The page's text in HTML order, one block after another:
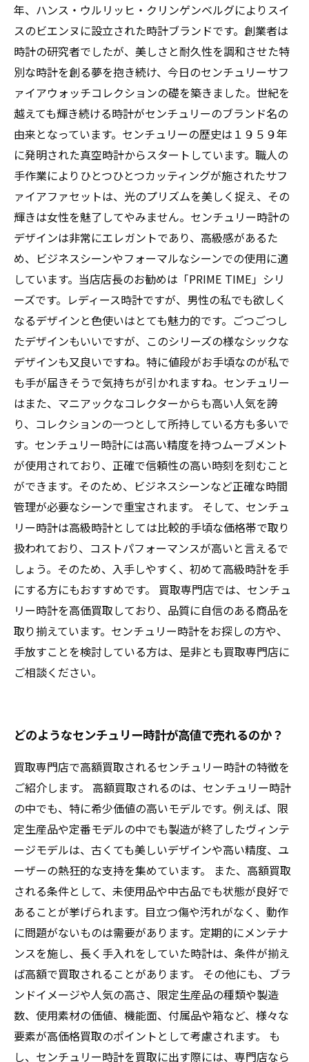
年、ハンス・ウルリッヒ・クリンゲンベルグによりスイ
スのビエンヌに設立された時計ブランドです。創業者は
時計の研究者でしたが、美しさと耐久性を調和させた特
別な時計を創る夢を抱き続け、今日のセンチュリーサフ
ァイアウォッチコレクションの礎を築きました。世紀を
越えても輝き続ける時計がセンチュリーのブランド名の
由来となっています。センチュリーの歴史は１９５９年
に発明された真空時計からスタートしています。職人の
手作業によりひとつひとつカッティングが施されたサフ
ァイアファセットは、光のプリズムを美しく捉え、その
輝きは女性を魅了してやみません。センチュリー時計の
デザインは非常にエレガントであり、高級感があるた
め、ビジネスシーンやフォーマルなシーンでの使用に適
しています。当店店長のお勧めは「PRIME TIME」シリ
ーズです。レディース時計ですが、男性の私でも欲しく
なるデザインと色使いはとても魅力的です。ごつごつし
たデザインもいいですが、このシリーズの様なシックな
デザインも又良いですね。特に値段がお手頃なのが私で
も手が届きそうで気持ちが引かれますね。センチュリー
はまた、マニアックなコレクターからも高い人気を誇
り、コレクションの一つとして所持している方も多いで
す。センチュリー時計には高い精度を持つムーブメント
が使用されており、正確で信頼性の高い時刻を刻むこと
ができます。そのため、ビジネスシーンなど正確な時間
管理が必要なシーンで重宝されます。 そして、センチュ
リー時計は高級時計としては比較的手頃な価格帯で取り
扱われており、コストパフォーマンスが高いと言えるで
しょう。そのため、入手しやすく、初めて高級時計を手
にする方にもおすすめです。 買取専門店では、センチュ
リー時計を高価買取しており、品質に自信のある商品を
取り揃えています。センチュリー時計をお探しの方や、
手放すことを検討している方は、是非とも買取専門店に
ご相談ください。
どのようなセンチュリー時計が高値で売れるのか？
買取専門店で高額買取されるセンチュリー時計の特徴を
ご紹介します。 高額買取されるのは、センチュリー時計
の中でも、特に希少価値の高いモデルです。例えば、限
定生産品や定番モデルの中でも製造が終了したヴィンテ
ージモデルは、古くても美しいデザインや高い精度、ユ
ーザーの熱狂的な支持を集めています。 また、高額買取
される条件として、未使用品や中古品でも状態が良好で
あることが挙げられます。目立つ傷や汚れがなく、動作
に問題がないものは需要があります。定期的にメンテナ
ンスを施し、長く手入れをしていた時計は、条件が揃え
ば高額で買取されることがあります。 その他にも、ブラ
ンドイメージや人気の高さ、限定生産品の種類や製造
数、使用素材の価値、機能面、付属品や箱など、様々な
要素が高価格買取のポイントとして考慮されます。 も
し、センチュリー時計を買取に出す際には、専門店なら